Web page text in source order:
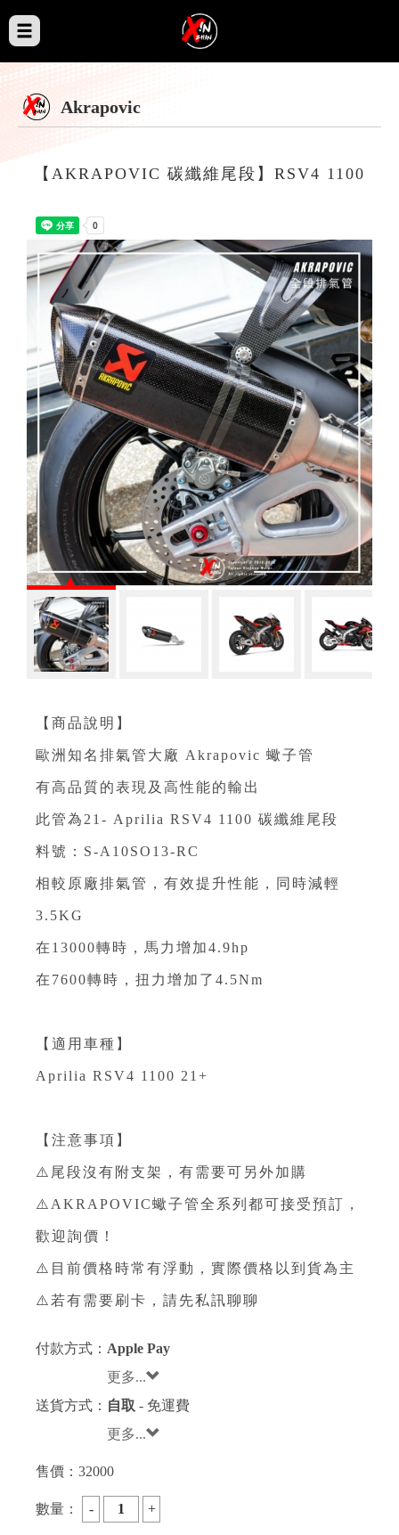
Akrapovic
【AKRAPOVIC 碳纖維尾段】RSV4 1100
【商品說明】
歐洲知名排氣管大廠 Akrapovic 蠍子管
有高品質的表現及高性能的輸出
此管為21- Aprilia RSV4 1100 碳纖維尾段
料號：S-A10SO13-RC
相較原廠排氣管，有效提升性能，同時減輕
3.5KG ⁣
在13000轉時，馬力增加4.9hp ⁣
在7600轉時，扭力增加了4.5Nm⁣
【適用車種】
Aprilia RSV4 1100 21+
【注意事項】
⚠️尾段沒有附支架，有需要可另外加購
⚠️AKRAPOVIC蠍子管全系列都可接受預訂，
歡迎詢價！
⚠️目前價格時常有浮動，實際價格以到貨為主
⚠️若有需要刷卡，請先私訊聊聊
付款方式： Apple Pay
更多...
送貨方式： 自取 - 免運費
更多...
售價： 32000
數量：